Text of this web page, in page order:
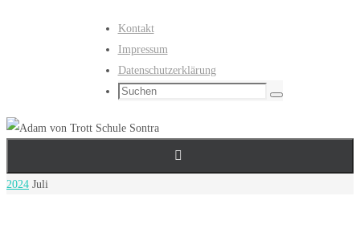
Kontakt
Impressum
Datenschutzerklärung
Suchen
Suchen
Start
2024 Juli